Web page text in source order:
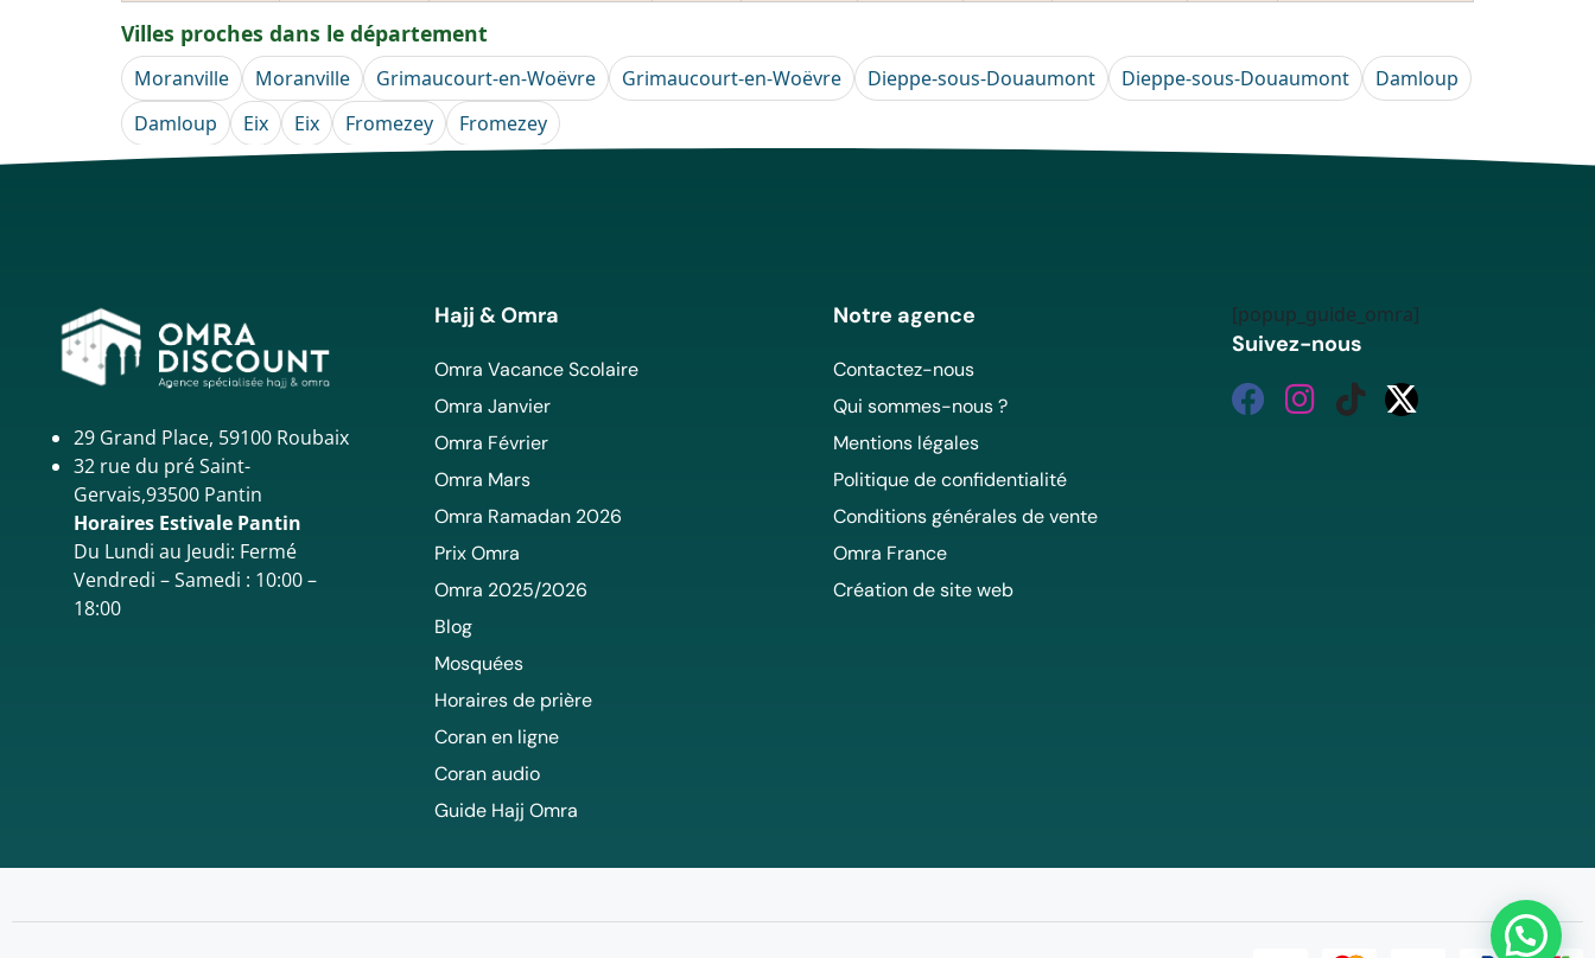
Villes proches dans le département
Moranville Moranville Grimaucourt-en-Woëvre Grimaucourt-en-Woëvre Dieppe-sous-Douaumont Dieppe-sous-Douaumont
Damloup
Damloup
Eix Eix Fromezey Fromezey
29 Grand Place, 59100 Roubaix
32 rue du pré Saint-
Gervais,93500 Pantin
Horaires Estivale Pantin
Du Lundi au Jeudi: Fermé
Vendredi – Samedi : 10:00 –
18:00
Hajj & Omra
Omra Vacance Scolaire
Omra Janvier
Omra Février
Omra Mars
Omra Ramadan 2026
Prix Omra
Omra 2025/2026
Blog
Mosquées
Horaires de prière
Coran en ligne
Coran audio
Guide Hajj Omra
Notre agence
Contactez-nous
Qui sommes-nous ?
Mentions légales
Politique de confidentialité
Conditions générales de vente
Omra France
Création de site web
[popup_guide_omra]
Suivez-nous